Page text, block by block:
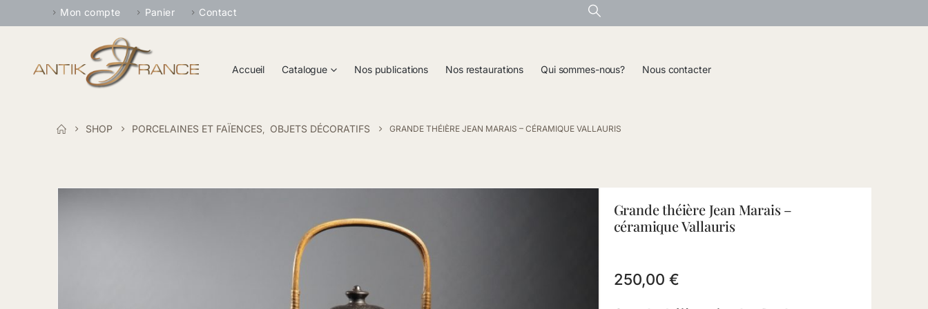
Mon compte Panier Contact
Accueil Catalogue Nos publications Nos restaurations Qui sommes-nous? Nous contacter
SHOP PORCELAINES ET FAÏENCES, OBJETS DÉCORATIFS GRANDE THÉIÈRE JEAN MARAIS – CÉRAMIQUE VALLAURIS
Grande théière Jean Marais –
céramique Vallauris
250,00 €